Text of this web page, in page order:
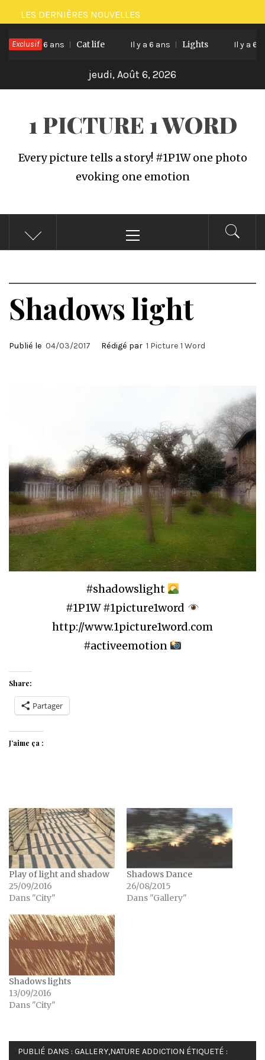
Passer
au
contenu
LES DERNIÈRES NOUVELLES
Exclusif
Il y a 6 ans Cat life Il y a 6 ans Lights Il y a 6 ans
jeudi, Août 6, 2026
1 PICTURE 1 WORD
Every picture tells a story! #1P1W one photo
evoking one emotion
principal
Shadows light
Publié le 04/03/2017 Rédigé par 1 Picture 1 Word
#shadowslight
#1P1W #1picture1word
http://www.1picture1word.com
#activeemotion
Share:
Partager
J’aime ça :
Play of light and shadow
25/09/2016
Dans "City"
Shadows Dance
26/08/2015
Dans "Gallery"
Shadows lights
13/09/2016
Dans "City"
PUBLIÉ DANS : GALLERY,NATURE ADDICTION ÉTIQUETÉ :